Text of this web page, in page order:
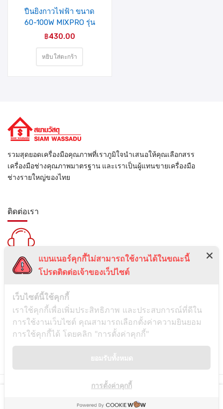
ปืนยิงกาวไฟฟ้า ขนาด
60-100W MIXPRO รุ่น
แผง (27-004-011)
฿430.00
หยิบใส่ตะกร้า
รวมสุดยอดเครื่องมือคุณภาพที่เราภูมิใจนำเสนอให้คุณเลือกสรร
เครื่องมือช่างคุณภาพมาตรฐาน และเราเป็นผู้แทนขายเครื่องมือ
ช่างรายใหญ่ของไทย
ติดต่อเรา
สายด่วน :
099-5095739
เลขที่ 1 ซอยลาดพร้าว 24 แขวงจอมพล เขตจตุจักร กรุงเทพมหานคร
10900
ช่องทางการติดต่อ
Siamwassadu- All Rights Reserved - Powered by
THAITUMSTUDIO.
แบนเนอร์คุกกี้ไม่สามารถใช้งานได้ในขณะนี้
โปรดติดต่อเจ้าของเว็ปไซต์
เว็บไซต์นี้ใช้คุกกี้
เราใช้คุกกี้เพื่อเพิ่มประสิทธิภาพ และประสบการณ์ที่ดีใน
การใช้งานเว็บไซต์ คุณสามารถเลือกตั้งค่าความยินยอม
การใช้คุกกี้ได้ โดยคลิก "การตั้งค่าคุกกี้"
ยอมรับทั้งหมด
การตั้งค่าคุกกี้